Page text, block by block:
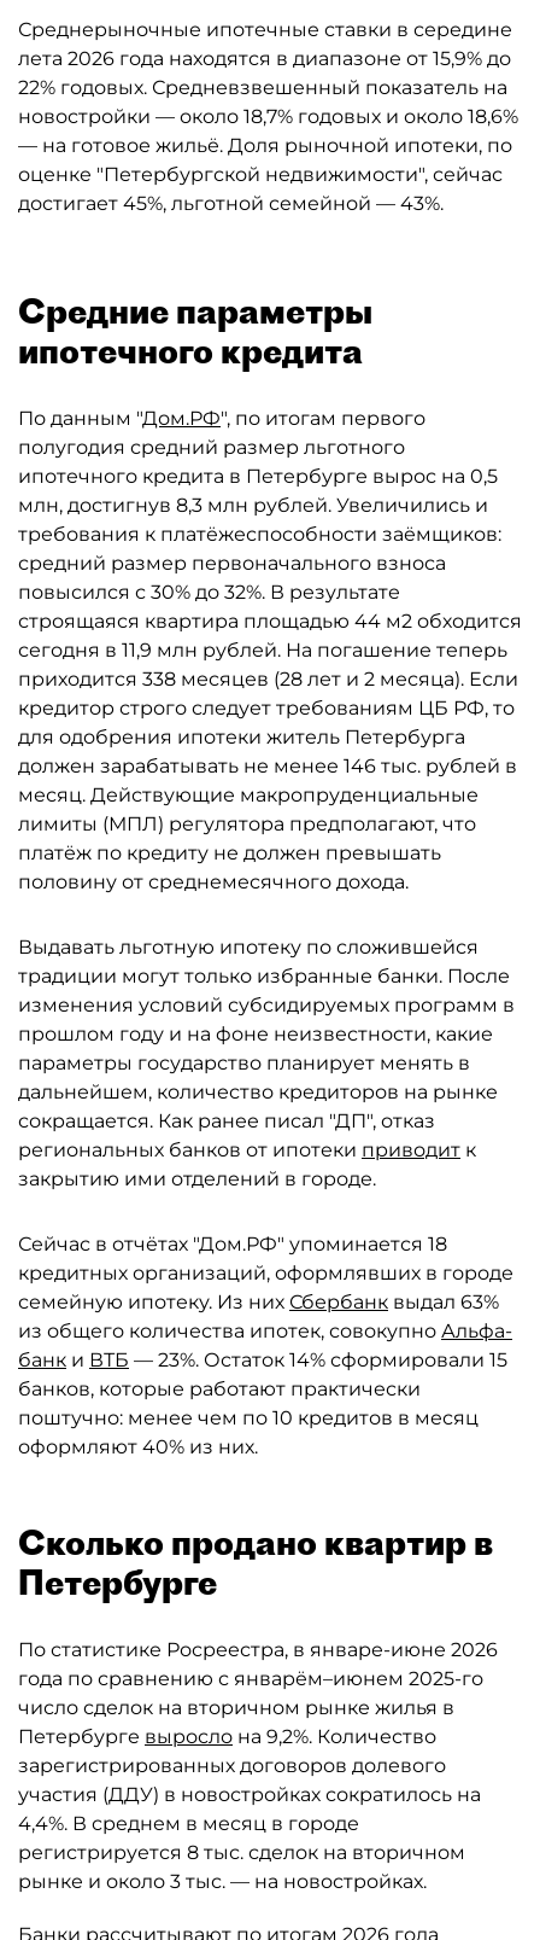
Среднерыночные ипотечные ставки в середине
лета 2026 года находятся в диапазоне от 15,9% до
22% годовых. Средневзвешенный показатель на
новостройки — около 18,7% годовых и около 18,6%
— на готовое жильё. Доля рыночной ипотеки, по
оценке "Петербургской недвижимости", сейчас
достигает 45%, льготной семейной — 43%.
Средние параметры
ипотечного кредита
По данным "Дом.РФ", по итогам первого
полугодия средний размер льготного
ипотечного кредита в Петербурге вырос на 0,5
млн, достигнув 8,3 млн рублей. Увеличились и
требования к платёжеспособности заёмщиков:
средний размер первоначального взноса
повысился с 30% до 32%. В результате
строящаяся квартира площадью 44 м2 обходится
сегодня в 11,9 млн рублей. На погашение теперь
приходится 338 месяцев (28 лет и 2 месяца). Если
кредитор строго следует требованиям ЦБ РФ, то
для одобрения ипотеки житель Петербурга
должен зарабатывать не менее 146 тыс. рублей в
месяц. Действующие макропруденциальные
лимиты (МПЛ) регулятора предполагают, что
платёж по кредиту не должен превышать
половину от среднемесячного дохода.
Выдавать льготную ипотеку по сложившейся
традиции могут только избранные банки. После
изменения условий субсидируемых программ в
прошлом году и на фоне неизвестности, какие
параметры государство планирует менять в
дальнейшем, количество кредиторов на рынке
сокращается. Как ранее писал "ДП", отказ
региональных банков от ипотеки приводит к
закрытию ими отделений в городе.
Сейчас в отчётах "Дом.РФ" упоминается 18
кредитных организаций, оформлявших в городе
семейную ипотеку. Из них Сбербанк выдал 63%
из общего количества ипотек, совокупно Альфа-
банк и ВТБ — 23%. Остаток 14% сформировали 15
банков, которые работают практически
поштучно: менее чем по 10 кредитов в месяц
оформляют 40% из них.
Сколько продано квартир в
Петербурге
По статистике Росреестра, в январе-июне 2026
года по сравнению с январём–июнем 2025-го
число сделок на вторичном рынке жилья в
Петербурге выросло на 9,2%. Количество
зарегистрированных договоров долевого
участия (ДДУ) в новостройках сократилось на
4,4%. В среднем в месяц в городе
регистрируется 8 тыс. сделок на вторичном
рынке и около 3 тыс. — на новостройках.
Банки рассчитывают по итогам 2026 года